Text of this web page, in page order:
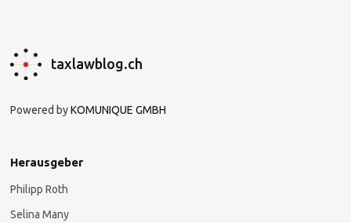
taxlawblog.ch
Powered byKOMUNIQUE GMBH
Herausgeber
Philipp Roth
Selina Many